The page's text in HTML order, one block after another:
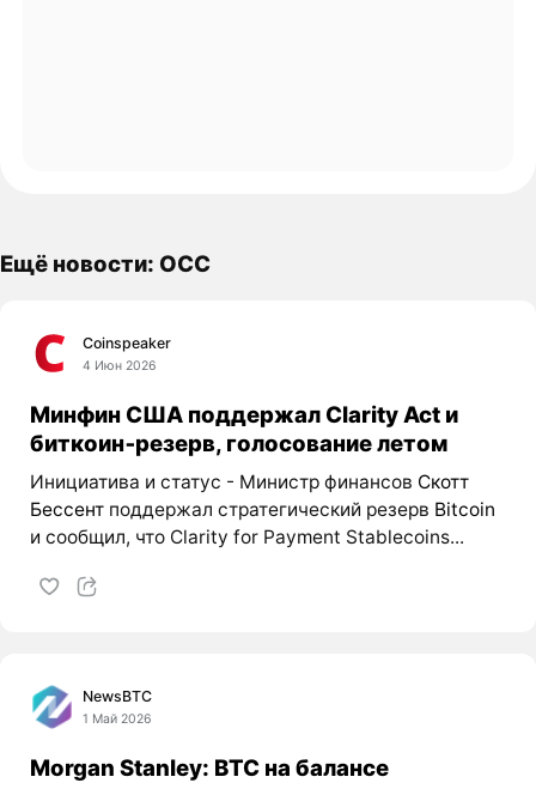
Ещё новости: OCC
Coinspeaker
4 Июн 2026
Минфин США поддержал Clarity Act и
биткоин‑резерв, голосование летом
Инициатива и статус - Министр финансов Скотт
Бессентподдержал стратегический резерв Bitcoin
и сообщил, что Clarity for Payment Stablecoins...
NewsBTC
1 Май 2026
Morgan Stanley: BTC на балансе